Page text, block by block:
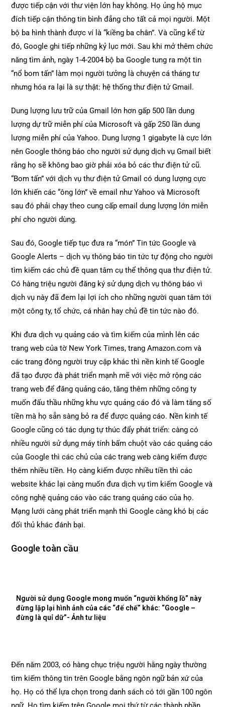
được tiếp cận với thư viện lớn hay không. Họ ủng hộ mục
đích tiếp cận thông tin bình đẳng cho tất cả mọi người. Một
bộ ba hình thành được ví là “kiềng ba chân”. Và cũng kể từ
đó, Google ghi tiếp những kỷ lục mới. Sau khi mở thêm chức
năng tìm ảnh, ngày 1-4-2004 bộ ba Google tung ra một tin
“nổ bom tấn” làm mọi người tưởng là chuyện cá tháng tư
nhưng hóa ra lại là sự thật: hệ thống thư điện tử Gmail.
Dung lượng lưu trữ của Gmail lớn hơn gấp 500 lần dung
lượng dự trữ miễn phí của Microsoft và gấp 250 lần dung
lượng miễn phí của Yahoo. Dung lượng 1 gigabyte là cực lớn
nên Google thông báo cho người sử dụng dịch vụ Gmail biết
rằng họ sẽ không bao giờ phải xóa bỏ các thư điện tử cũ.
“Bom tấn” với dịch vụ thư điện tử Gmail có dung lượng cực
lớn khiến các “ông lớn” về email như Yahoo và Microsoft
sau đó phải chạy theo cung cấp email dung lượng lớn miễn
phí cho người dùng.
Sau đó, Google tiếp tục đưa ra “món” Tin tức Google và
Google Alerts – dịch vụ thông báo tin tức tự động cho người
tìm kiếm các chủ đề quan tâm cụ thể thông qua thư điện tử.
Có hàng triệu người đăng ký sử dụng dịch vụ thông báo vì
dịch vụ này đã đem lại lợi ích cho những người quan tâm tới
một công ty, tổ chức, cá nhân hay chủ đề tin tức nào đó.
Khi đưa dịch vụ quảng cáo và tìm kiếm của mình lên các
trang web của tờ New York Times, trang Amazon.com và
các trang đông người truy cập khác thì nền kinh tế Google
đã tạo được đà phát triển mạnh mẽ với việc mở rộng các
trang web để đăng quảng cáo, tăng thêm những công ty
muốn đấu thầu những khu vực quảng cáo đó và làm tăng số
tiền mà họ sẵn sàng bỏ ra để được quảng cáo. Nền kinh tế
Google cũng có tác dụng tự thúc đẩy phát triển: càng có
nhiều người sử dụng máy tính bấm chuột vào các quảng cáo
của Google thì các chủ của các trang web càng kiếm được
thêm nhiều tiền. Họ càng kiếm được nhiều tiền thì các
website khác lại càng muốn đưa dịch vụ tìm kiếm Google và
công nghệ quảng cáo vào các trang quảng cáo của họ.
Mạng lưới càng phát triển mạnh thì Google càng khó bị các
đối thủ khác đánh bại.
Google toàn cầu
Người sử dụng Google mong muốn “người khổng lồ” này
đừng lặp lại hình ảnh của các “đế chế” khác: “Google –
đừng là quỉ dữ”- Ảnh tư liệu
Đến năm 2003, có hàng chục triệu người hằng ngày thường
tìm kiếm thông tin trên Google bằng ngôn ngữ bản xứ của
họ. Họ có thể lựa chọn trong danh sách có tới gần 100 ngôn